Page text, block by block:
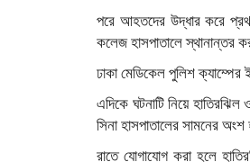
পরে আহতদের উদ্ধার করে
কলেজ হাসপাতালে স্থানান্তর
ঢাকা মেডিকেল পুলিশ ক্যাম্পের
এদিকে ঘটনাটি নিয়ে
সিনা হাসপাতালের সামনের
রাতে যোগাযোগ করা হলে